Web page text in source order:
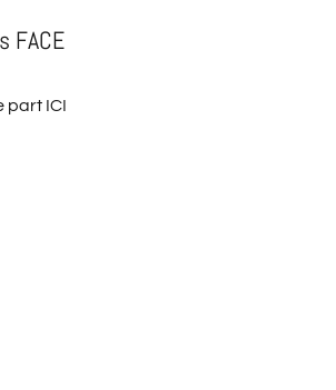
FACE
part ICI